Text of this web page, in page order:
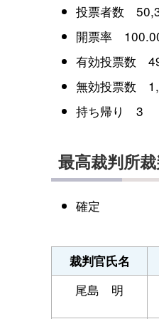
投票者数
開票率
有効投票数
無効投票数
持ち帰り 3
最高裁判所
確定
裁判官氏名
尾島 明